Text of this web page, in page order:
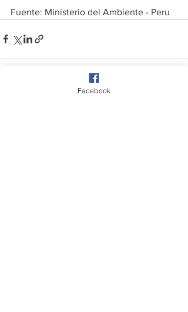
Fuente: Ministerio del Ambiente - Peru
Facebook